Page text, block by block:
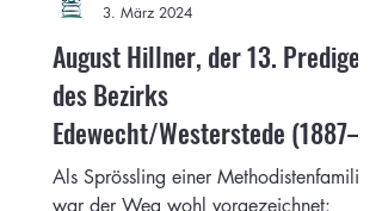
August Hillner, der 13. Prediger
des Bezirks
Edewecht/Westerstede (1887–
1891)
Als Sprössling einer Methodistenfamilie
3. März 2024